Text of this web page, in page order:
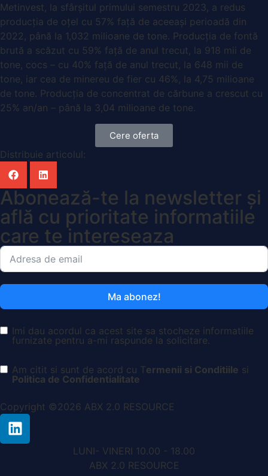
Metinvest, la sfârșitul primului semestru 2023, a redus
producția de oțel cu 57% față de aceeași perioadă din
2022, până la 1,032 milioane de tone. Producția de fontă
brută a scăzut cu 59% față de anul trecut, la 918 mii de
tone, cocs – cu 40% față de anul trecut, la 648 mii de
tone, iar cea de minereu de fier cu 46%, la 4,75 milioane
de tone. Producția de concentrat de cărbune a crescut cu
25% an/an – până la 3,04 milioane de tone.
Cere oferta
Distribuie articolul:
Abonează-te la newsletter și
află cu prioritate informatiile
care te intereseaza
Ma abonez!
Imi dau acordul ca acest site sa stocheze informatiile
furnizate pentru a-mi raspunde la solicitare.
Am citit si sunt de acord cu T ermenii si Conditiile si
Politica de Confidentialitate
Copyright ©2026 ABX 2.0 RESOURCE
LUNI- VINERI 10.00 - 18.00
ABX 2.0 RESOURCE